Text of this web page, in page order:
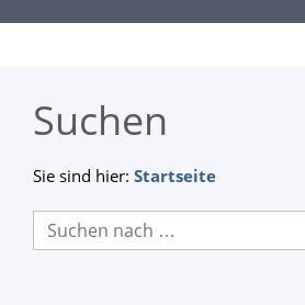
Suchen
Sie sind hier: Startseite